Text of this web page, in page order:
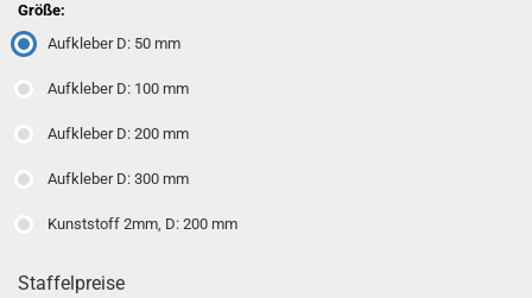
Größe:
Aufkleber D: 50 mm
Aufkleber D: 100 mm
Aufkleber D: 200 mm
Aufkleber D: 300 mm
Kunststoff 2mm, D: 200 mm
Staffelpreise